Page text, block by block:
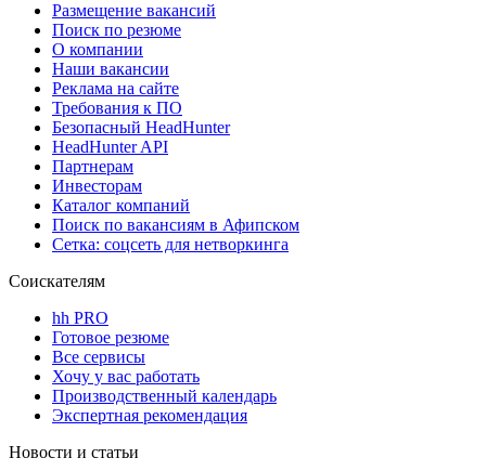
Размещение вакансий
Поиск по резюме
О компании
Наши вакансии
Реклама на сайте
Требования к ПО
Безопасный HeadHunter
HeadHunter API
Партнерам
Инвесторам
Каталог компаний
Поиск по вакансиям в Афипском
Сетка: соцсеть для нетворкинга
Соискателям
hh PRO
Готовое резюме
Все сервисы
Хочу у вас работать
Производственный календарь
Экспертная рекомендация
Новости и статьи